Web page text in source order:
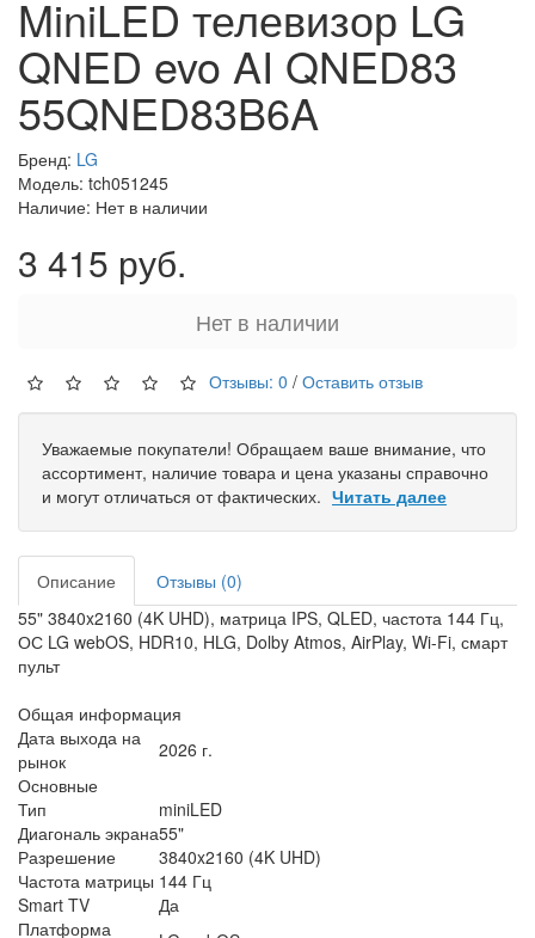
MiniLED телевизор LG
QNED evo AI QNED83
55QNED83B6A
Бренд: LG
Модель: tch051245
Наличие: Нет в наличии
3 415 руб.
Нет в наличии
Отзывы: 0 / Оставить отзыв
Уважаемые покупатели! Обращаем ваше внимание, что
ассортимент, наличие товара и цена указаны справочно
и могут отличаться от фактических. Читать далее
Описание
Отзывы (0)
55" 3840x2160 (4K UHD), матрица IPS, QLED, частота 144 Гц,
ОС LG webOS, HDR10, HLG, Dolby Atmos, AirPlay, Wi-Fi, смарт
пульт
Общая информация
Дата выхода на
рынок
2026 г.
Основные
Тип
miniLED
Диагональ экрана55"
Разрешение
3840x2160 (4K UHD)
Частота матрицы 144 Гц
Smart TV
Да
Платформа